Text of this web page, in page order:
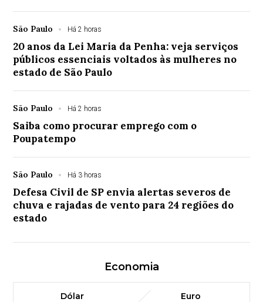
São Paulo Há 2 horas
20 anos da Lei Maria da Penha: veja serviços
públicos essenciais voltados às mulheres no
estado de São Paulo
São Paulo Há 2 horas
Saiba como procurar emprego com o
Poupatempo
São Paulo Há 3 horas
Defesa Civil de SP envia alertas severos de
chuva e rajadas de vento para 24 regiões do
estado
Economia
Dólar
Euro